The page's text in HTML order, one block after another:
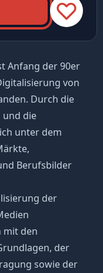
Anfang der 90er
von
Durch die
und die
unter dem
Berufsbilder
der
mit den
der
sowie der